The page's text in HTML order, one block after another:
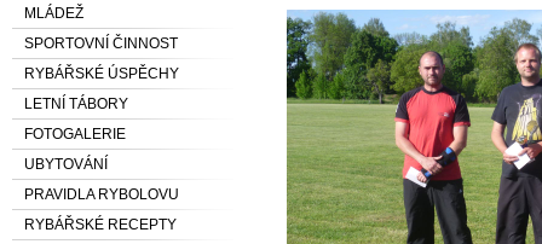
MLÁDEŽ
SPORTOVNÍ ČINNOST
RYBÁŘSKÉ ÚSPĚCHY
LETNÍ TÁBORY
FOTOGALERIE
UBYTOVÁNÍ
PRAVIDLA RYBOLOVU
RYBÁŘSKÉ RECEPTY